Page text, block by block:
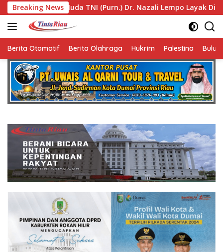
Langsung
ke
konten
Breaking News
Dr. Nazali Lempo Layak Dipertimbangkan sebagai Jaksa
Berita Otomotif Berita Olahraga Hukrim Palestina